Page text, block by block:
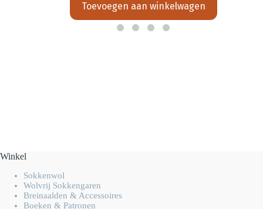
Toevoegen aan winkelwagen
Winkel
Sokkenwol
Wolvrij Sokkengaren
Breinaalden & Accessoires
Boeken & Patronen